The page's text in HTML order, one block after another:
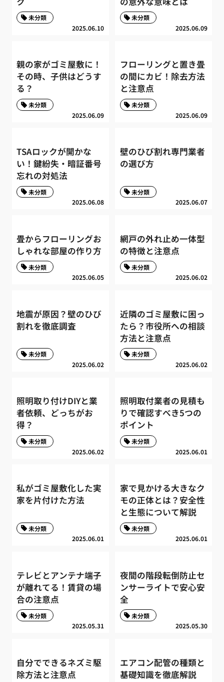
2025.06.10
未分類
2025.06.09
未分類
親の家がゴミ屋敷に！
その時、子供はどうす
る？
2025.06.09
未分類
フローリングと置き畳
の間にカビ！除去方法
と注意点
2025.06.09
未分類
TSAロックが開かな
い！鍵紛失・暗証番号
忘れの対処法
2025.06.08
未分類
壁のひび割れ専門業者
の選び方
2025.06.07
未分類
畳からフローリングお
しゃれな部屋の作り方
2025.06.05
未分類
網戸の外れ止め一体型
の特徴と注意点
2025.06.02
未分類
地震が原因？壁のひび
割れを徹底調査
2025.06.02
未分類
近隣のゴミ屋敷に困っ
たら？市役所への相談
方法と注意点
2025.06.02
未分類
照明取り付けDIYと業
者依頼、どっちがお
得？
2025.06.02
未分類
照明取付業者の見積も
りで確認すべき5つの
ポイント
2025.06.01
未分類
私がゴミ屋敷化した実
家を片付けた方法
2025.06.01
未分類
家で見かける大きなク
モの正体とは？安全性
と生態について解説
2025.06.01
未分類
テレビとアンテナ端子
が離れてる！賃貸の場
合の注意点
2025.05.31
未分類
夜間の階段転倒防止セ
ンサーライトで安心安
全
2025.05.30
未分類
自分でできるネズミ駆
除方法と注意点
エアコン配管の種類と
基礎知識を徹底解説